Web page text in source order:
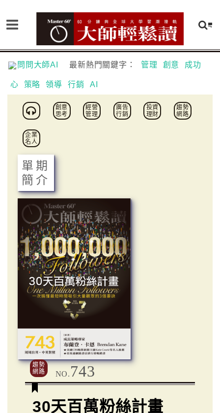
問問大師AI 最新熱門關鍵字： 管理 創意 成功
心 策略 領導 行銷 AI
創意
思考
經營
管理
廣告
行銷
投資
理財
趨勢
網路
企業
名人
單期
簡介
趨勢
網路
NO. 743
30天百萬粉絲計畫